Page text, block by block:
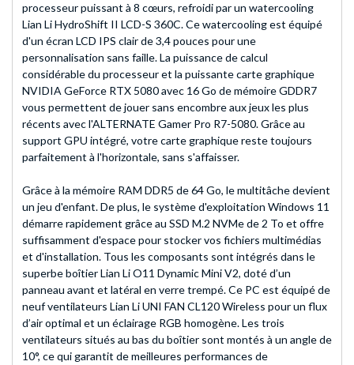
processeur puissant à 8 cœurs, refroidi par un watercooling
Lian Li HydroShift II LCD-S 360C. Ce watercooling est équipé
d'un écran LCD IPS clair de 3,4 pouces pour une
personnalisation sans faille. La puissance de calcul
considérable du processeur et la puissante carte graphique
NVIDIA GeForce RTX 5080 avec 16 Go de mémoire GDDR7
vous permettent de jouer sans encombre aux jeux les plus
récents avec l'ALTERNATE Gamer Pro R7-5080. Grâce au
support GPU intégré, votre carte graphique reste toujours
parfaitement à l'horizontale, sans s'affaisser.
Grâce à la mémoire RAM DDR5 de 64 Go, le multitâche devient
un jeu d'enfant. De plus, le système d'exploitation Windows 11
démarre rapidement grâce au SSD M.2 NVMe de 2 To et offre
suffisamment d'espace pour stocker vos fichiers multimédias
et d'installation. Tous les composants sont intégrés dans le
superbe boîtier Lian Li O11 Dynamic Mini V2, doté d’un
panneau avant et latéral en verre trempé. Ce PC est équipé de
neuf ventilateurs Lian Li UNI FAN CL120 Wireless pour un flux
d’air optimal et un éclairage RGB homogène. Les trois
ventilateurs situés au bas du boîtier sont montés à un angle de
10°, ce qui garantit de meilleures performances de